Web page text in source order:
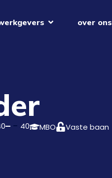
over ons
40 MBO Vaste baan